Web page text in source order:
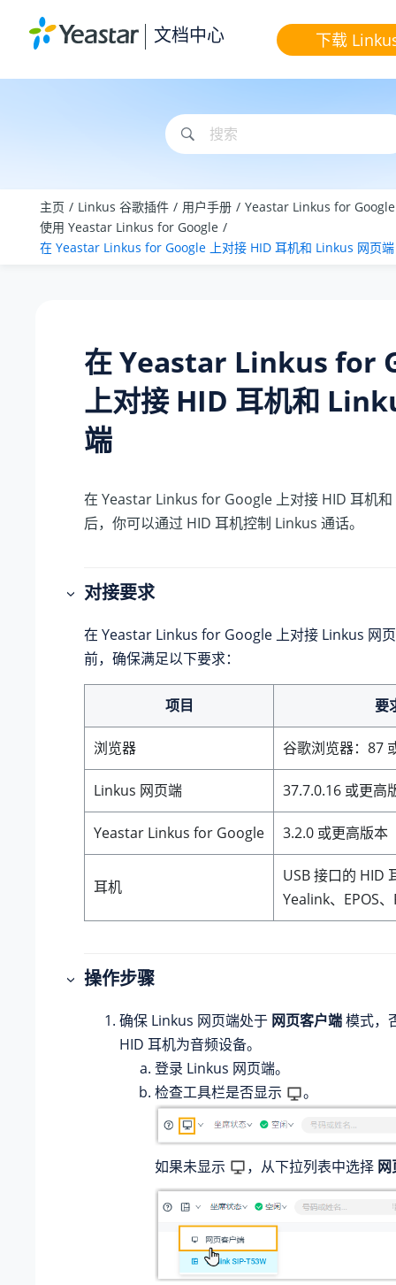
文档中心 下载
主页 Linkus 谷歌插件 用户手册
Yeastar Linkus for
使用 Yeastar Linkus for Google
在 Yeastar Linkus for Google 上对接 HID 耳机和 Linkus 网页端
在 Yeastar Linkus for
上对接 HID 耳机和
端
在 Yeastar Linkus for Google 上对接 HID 耳机
后，你可以通过 HID 耳机控制 Linkus 通话。
对接要求
在 Yeastar Linkus for Google 上对接 Linkus 网
前，确保满足以下要求：
项目 要
浏览器 谷歌浏览器：87
Linkus 网页端 37.7.0.16 或更高
Yeastar Linkus for Google 3.2.0 或更高版本
耳机
USB 接口的 HID
Yealink、EPOS
操作步骤
确保 Linkus 网页端处于 网页客户端模式，
HID 耳机为音频设备。
登录 Linkus 网页端。
检查工具栏是否显示
。
如果未显示 ，从下拉列表中选择 网